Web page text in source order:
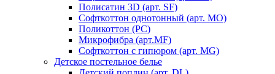
Полисатин 3D (арт. SF)
Софткоттон однотонный (арт. MO)
Поликоттон (PC)
Микрофибра (арт.MF)
Софткоттон с гипюром (арт. MG)
Детское постельное белье